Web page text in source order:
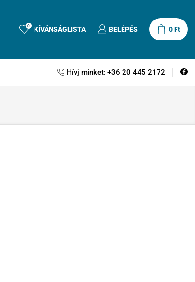
0 KÍVÁNSÁGLISTA BELÉPÉS 0Ft
Hívj minket: +36 20 445 2172